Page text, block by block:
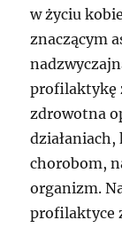
w życiu
znaczącym
profilaktykę
zdrowotna
chorobom,
organizm.
profilaktyce